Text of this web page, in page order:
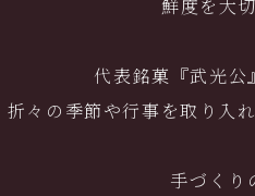
鮮度を大
代表銘菓『武光
折々の季節や行事を取り入
手づくり